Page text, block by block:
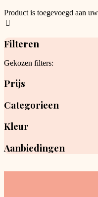
Product is toegevoegd aan
Filteren
Gekozen filters:
Prijs
Categorieen
Kleur
Aanbiedingen